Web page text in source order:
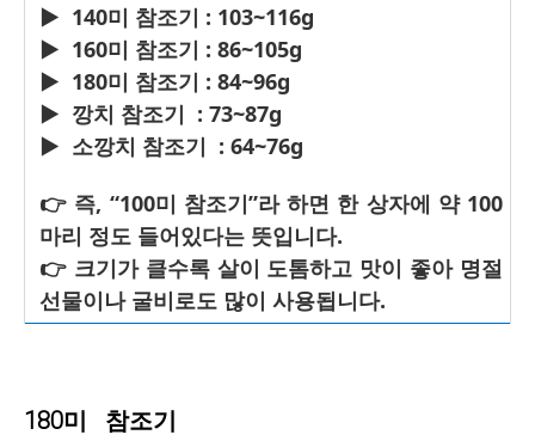
▶ 140미 참조기 : 103~116g
▶ 160미 참조기 : 86~105g
▶ 180미 참조기 : 84~96g
▶ 깡치 참조기 : 73~87g
▶ 소깡치 참조기 : 64~76g
👉 즉, “100미 참조기”라 하면 한 상자에 약 100
마리 정도 들어있다는 뜻입니다.
👉 크기가 클수록 살이 도톰하고 맛이 좋아 명절
선물이나 굴비로도 많이 사용됩니다.
180미 참조기